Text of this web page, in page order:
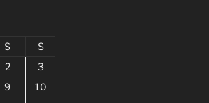
S
S
2
3
9
10